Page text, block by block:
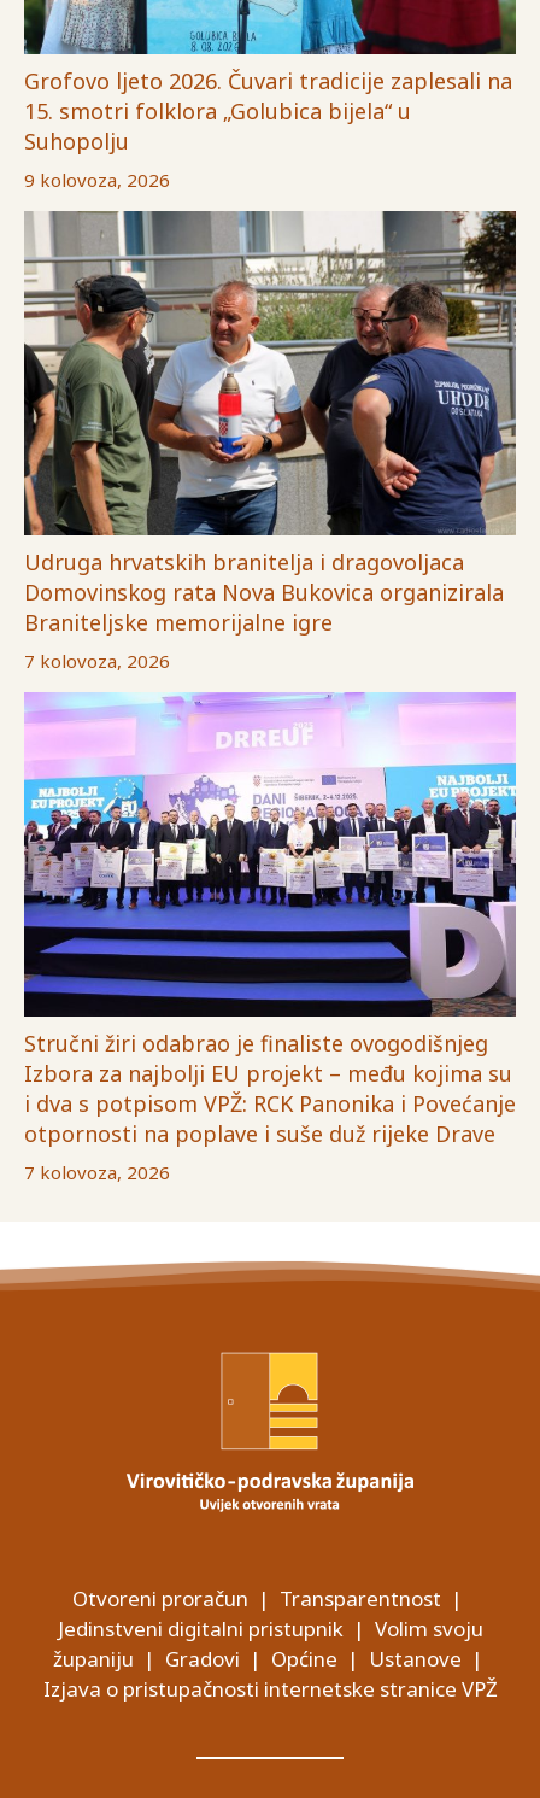
Grofovo ljeto 2026. Čuvari tradicije zaplesali na
15. smotri folklora „Golubica bijela“ u
Suhopolju
9 kolovoza, 2026
Udruga hrvatskih branitelja i dragovoljaca
Domovinskog rata Nova Bukovica organizirala
Braniteljske memorijalne igre
7 kolovoza, 2026
Stručni žiri odabrao je finaliste ovogodišnjeg
Izbora za najbolji EU projekt – među kojima su
i dva s potpisom VPŽ: RCK Panonika i Povećanje
otpornosti na poplave i suše duž rijeke Drave
7 kolovoza, 2026
Otvoreni proračun | Transparentnost |
Jedinstveni digitalni pristupnik| Volim svoju
županiju | Gradovi | Općine | Ustanove |
Izjava o pristupačnosti internetske stranice VPŽ